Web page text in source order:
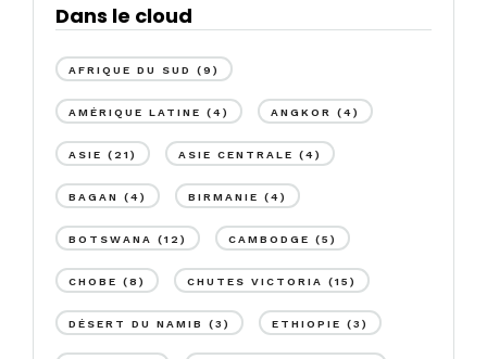
Dans le cloud
AFRIQUE DU SUD (9)
AMÉRIQUE LATINE (4) ANGKOR (4)
ASIE (21) ASIE CENTRALE (4)
BAGAN (4) BIRMANIE (4)
BOTSWANA (12) CAMBODGE (5)
CHOBE (8) CHUTES VICTORIA (15)
DÉSERT DU NAMIB (3) ETHIOPIE (3)